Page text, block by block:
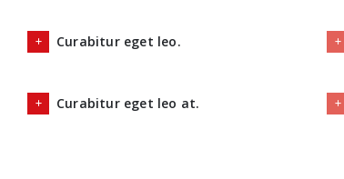
Curabitur eget leo.
Curabitur eget leo at.